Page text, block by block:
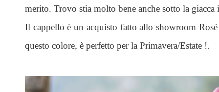
merito. Trovo stia molto bene anche sotto la giacca
Il cappello è un acquisto fatto allo showroom
questo colore, è perfetto per la Primavera/Estate !.